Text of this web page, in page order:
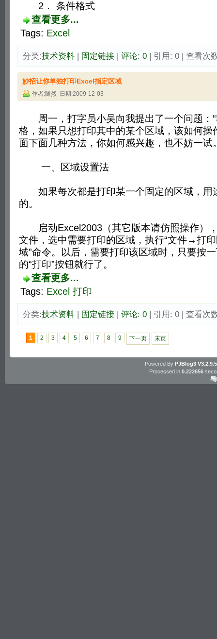
2． 条件格式
查看更多...
Tags: Excel
分类:技术资料| 固定链接| 评论: 0| 引用: 0 | 查看次
妙招让你单独打印Excel指定区域
作者:随然 日期:2009-12-03
周一，打字员小吴向我提出了一个问题：“
格，如果只想打印其中的某个区域，该如何操
面下面几种方法，你如何感兴趣，也不妨一试
一、区域设置法
如果每次都是打印某一个固定的区域，用
的。
启动Excel2003（其它版本请仿照操作）
文件，选中需要打印的区域，执行“文件→打
域”命令。以后，需要打印该区域时，只要按
的“打印”按钮就行了。
查看更多...
Tags: Excel 打印
分类:技术资料| 固定链接| 评论: 0| 引用: 0 | 查看次
1 2 3 4 5 6 7 8 9 下一页 末页
Powered By PJBlog3
Processed in 0.222656